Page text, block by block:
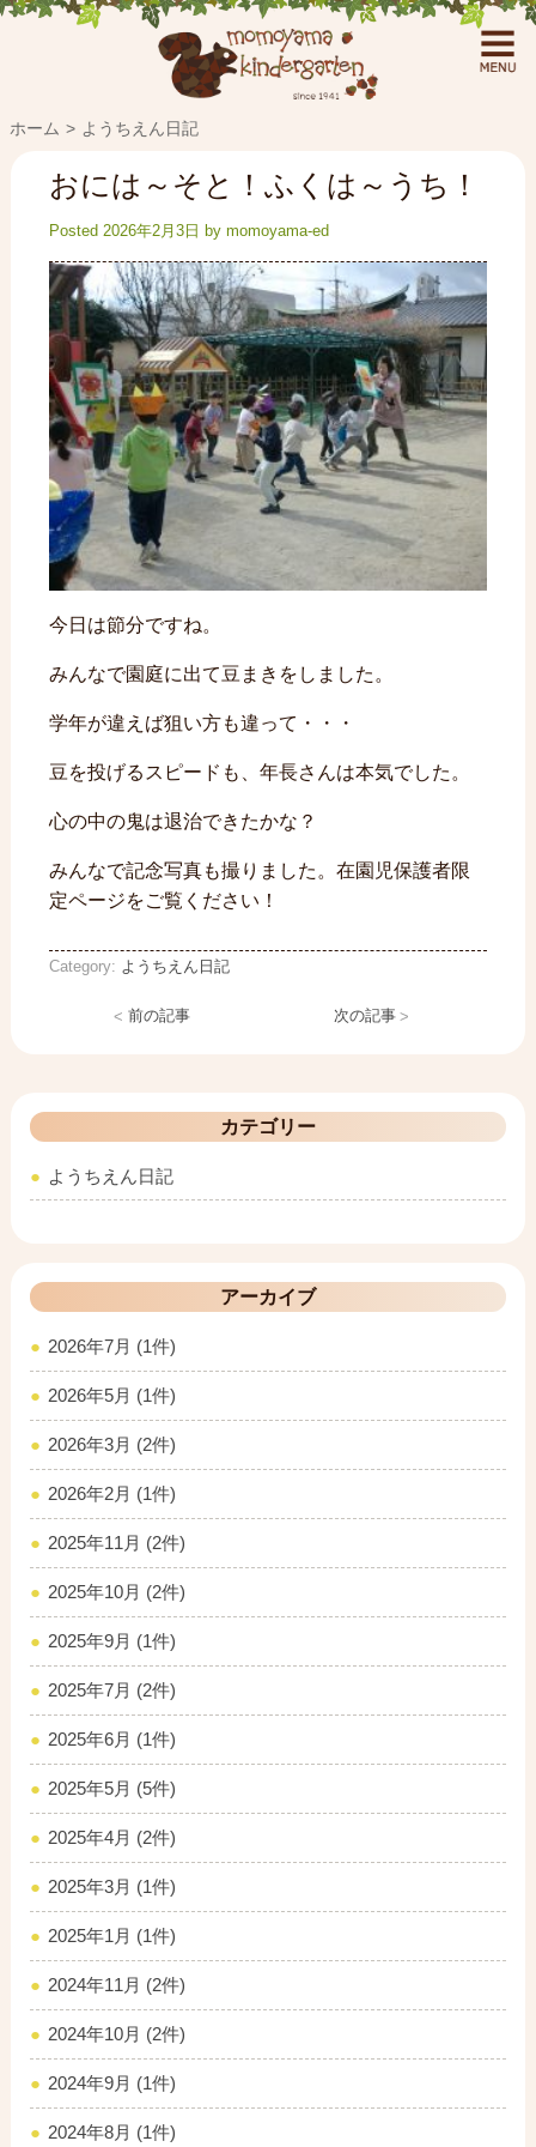
ホーム ようちえん日記
おには～そと！ふくは～うち！
Posted 2026年2月3日 by momoyama-ed
今日は節分ですね。
みんなで園庭に出て豆まきをしました。
学年が違えば狙い方も違って・・・
豆を投げるスピードも、年長さんは本気でした。
心の中の鬼は退治できたかな？
みんなで記念写真も撮りました。在園児保護者限
定ページをご覧ください！
Category: ようちえん日記
< 前の記事 次の記事 >
カテゴリー
ようちえん日記
アーカイブ
2026年7月 (1件)
2026年5月 (1件)
2026年3月 (2件)
2026年2月 (1件)
2025年11月 (2件)
2025年10月 (2件)
2025年9月 (1件)
2025年7月 (2件)
2025年6月 (1件)
2025年5月 (5件)
2025年4月 (2件)
2025年3月 (1件)
2025年1月 (1件)
2024年11月 (2件)
2024年10月 (2件)
2024年9月 (1件)
2024年8月 (1件)